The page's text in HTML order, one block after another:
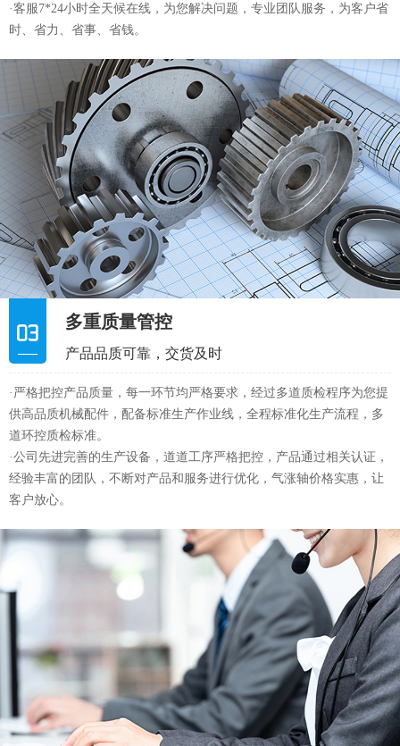
·客服7*24小时全天候在线，为您解决问题，专业团队服务，为客户省
时、省力、省事、省钱。
多重质量管控
产品品质可靠，交货及时
·严格把控产品质量，每一环节均严格要求，经过多道质检程序为您提
供高品质机械配件，配备标准生产作业线，全程标准化生产流程，多
道环控质检标准。
·公司先进完善的生产设备，道道工序严格把控，产品通过相关认证，
经验丰富的团队，不断对产品和服务进行优化，气涨轴价格实惠，让
客户放心。